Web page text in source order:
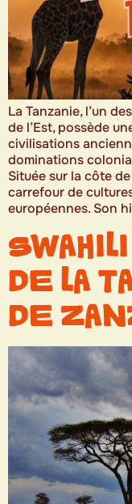
La Tanzanie, l’un
de l’Est, possède
civilisations
dominations
Située sur la côte
carrefour de
européennes. Son
DE LA
DE